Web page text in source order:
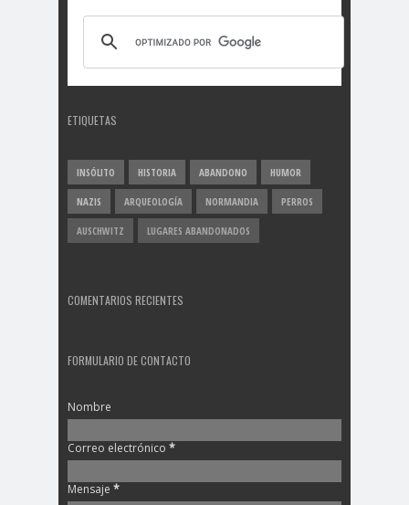
ETIQUETAS
INSÓLITO HISTORIA ABANDONO HUMOR
NAZIS ARQUEOLOGÍA NORMANDIA PERROS
AUSCHWITZ LUGARES ABANDONADOS
COMENTARIOS RECIENTES
FORMULARIO DE CONTACTO
Nombre
Correo electrónico *
Mensaje *